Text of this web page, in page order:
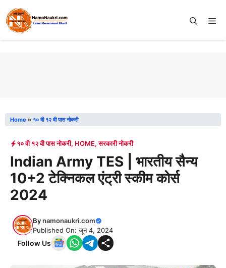
content
Home » १० वी १२ वी पास नोकरी
१० वी १२ वी पास नोकरी, HOME,सरकारी नोकरी
Indian Army TES | भारतीय सैन्य
10+2 टेक्निकल एंट्री स्कीम कोर्स
2024
Bynamonaukri.com
Published On: जून 4, 2024
Follow Us